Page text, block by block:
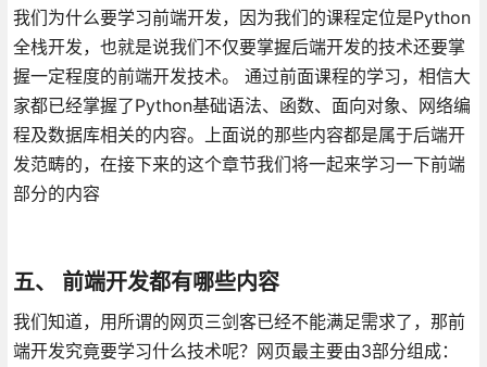
我们为什么要学习前端开发，因为我们的课程定位是Python
全栈开发，也就是说我们不仅要掌握后端开发的技术还要掌
握一定程度的前端开发技术。 通过前面课程的学习，相信大
家都已经掌握了Python基础语法、函数、面向对象、网络编
程及数据库相关的内容。上面说的那些内容都是属于后端开
发范畴的，在接下来的这个章节我们将一起来学习一下前端
部分的内容
五、 前端开发都有哪些内容
我们知道，用所谓的网页三剑客已经不能满足需求了，那前
端开发究竟要学习什么技术呢？网页最主要由3部分组成：